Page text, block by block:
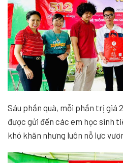
Sáu phần quà, mỗi phần trị giá
được gửi đến các em học sinh
khó khăn nhưng luôn nỗ lực